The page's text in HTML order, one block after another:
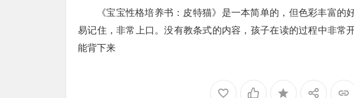
《宝宝性格培养书：皮特猫》是一本简单的，但色彩丰富的
易记住，非常上口。没有教条式的内容，孩子在读的过程中非常
能背下来